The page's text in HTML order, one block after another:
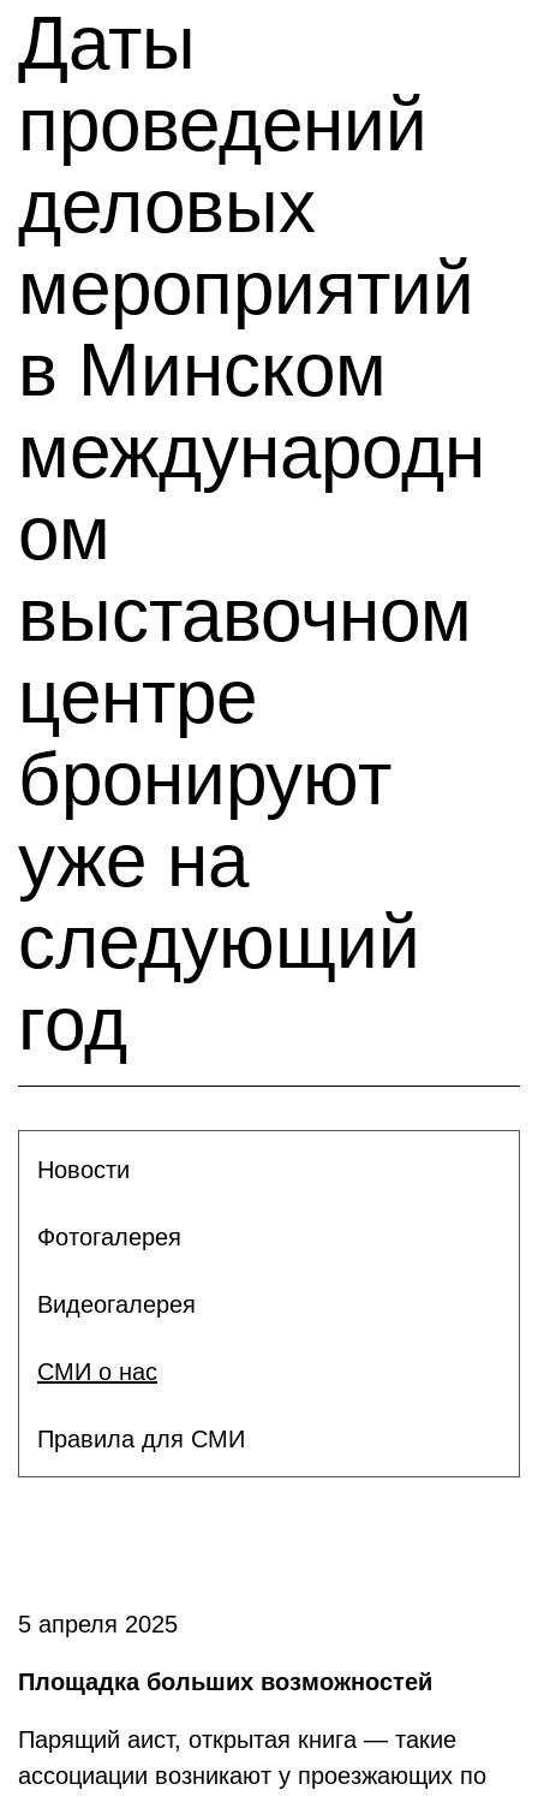
Даты
проведений
деловых
мероприятий
в Минском
международн
ом
выставочном
центре
бронируют
уже на
следующий
год
Новости
Фотогалерея
Видеогалерея
СМИ о нас
Правила для СМИ
5 апреля 2025
Площадка больших возможностей
Парящий аист, открытая книга — такие
ассоциации возникают у проезжающих по